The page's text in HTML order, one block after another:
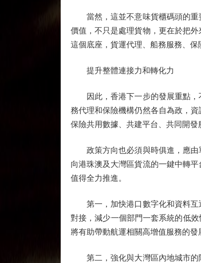
當然，這並不意味貨櫃碼頭的重
價值，不只是處理貨物，更在於把
這個底座，貨運代理、船務服務、
提升整體連接力和轉化力
因此，香港下一步的發展重點，
務代理和保險機構仍然各自為政，
保險共用數據、共建平台、共同開
政策方向也必須與時俱進，應由
向港珠澳及大灣區貨流的一鍵中轉
值得全力推進。
第一，加快港口數字化和資料互
對接，減少一個部門一套系統的低
將有助帶動航運相關高增值服務的發
第二，強化與大灣區內地城市的陸